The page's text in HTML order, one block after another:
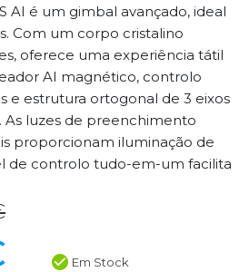
AI é um gimbal avançado, ideal
Com um corpo cristalino
oferece uma experiência tátil
AI magnético, controlo
e estrutura ortogonal de 3 eixos
As luzes de preenchimento
proporcionam iluminação de
de controlo tudo-em-um facilita
Em Stock